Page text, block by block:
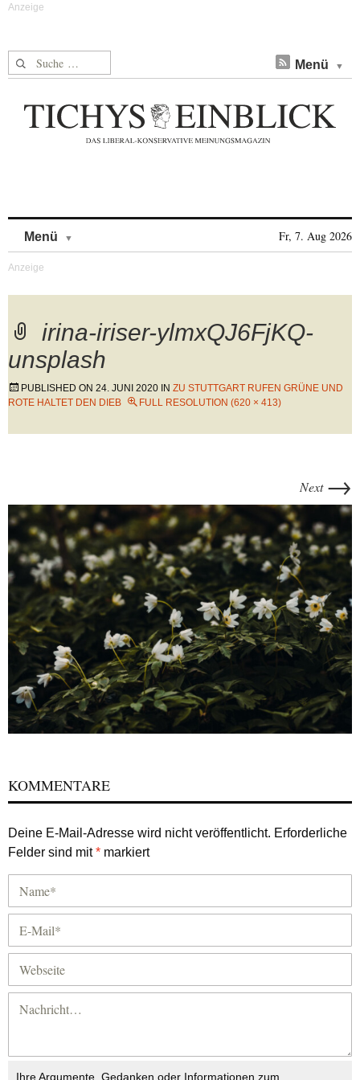
Suche nach: Menü
Menü Fr, 7. Aug 2026
irina-iriser-ylmxQJ6FjKQ-
unsplash
PUBLISHED ON 24. JUNI 2020 IN ZU STUTTGART RUFEN GRÜNE UND
ROTE HALTET DEN DIEB
FULL RESOLUTION (620 × 413)
Next →
KOMMENTARE
Deine E-Mail-Adresse wird nicht veröffentlicht. Erforderliche
Felder sind mit* markiert
Ihre Argumente, Gedanken oder Informationen zum